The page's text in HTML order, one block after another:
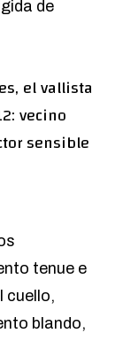
de
el vallista
vecino
sensible
tenue e
cuello,
blando,